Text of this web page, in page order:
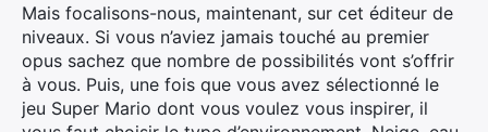
Mais focalisons-nous, maintenant, sur cet éditeur de
niveaux. Si vous n’aviez jamais touché au premier
opus sachez que nombre de possibilités vont s’offrir
à vous. Puis, une fois que vous avez sélectionné le
jeu Super Mario dont vous voulez vous inspirer, il